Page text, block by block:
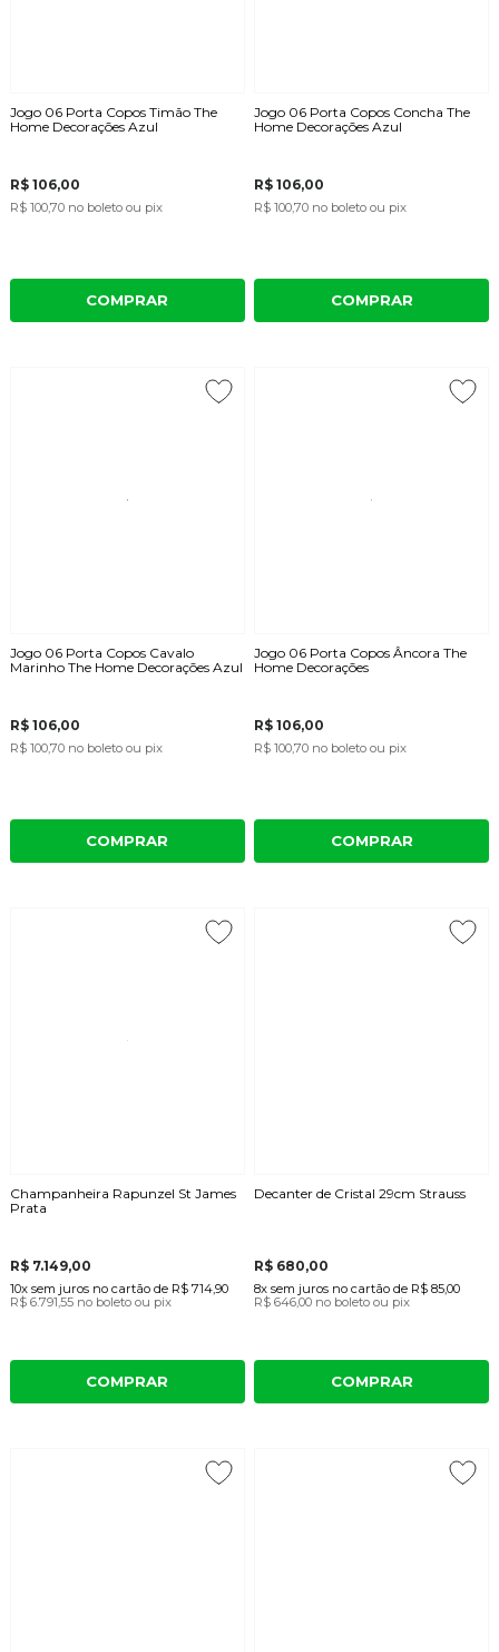
Jogo 06 Porta Copos Timão The
Home Decorações Azul
R$ 106,00
R$ 100,70 no boleto ou pix
COMPRAR
Jogo 06 Porta Copos Concha The
Home Decorações Azul
R$ 106,00
R$ 100,70 no boleto ou pix
COMPRAR
Jogo 06 Porta Copos Cavalo
Marinho The Home Decorações Azul
R$ 106,00
R$ 100,70 no boleto ou pix
COMPRAR
Jogo 06 Porta Copos Âncora The
Home Decorações
R$ 106,00
R$ 100,70 no boleto ou pix
COMPRAR
Champanheira Rapunzel St James
Prata
R$ 7.149,00
10x sem juros no cartãode R$ 714,90
R$ 6.791,55 no boleto ou pix
COMPRAR
Decanter de Cristal 29cm Strauss
R$ 680,00
8x sem juros no cartão de R$ 85,00
R$ 646,00 no boleto ou pix
COMPRAR